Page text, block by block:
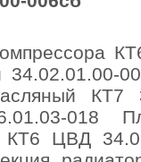
34.02.01.00-
КТ7
018
КТ6 ЦВД